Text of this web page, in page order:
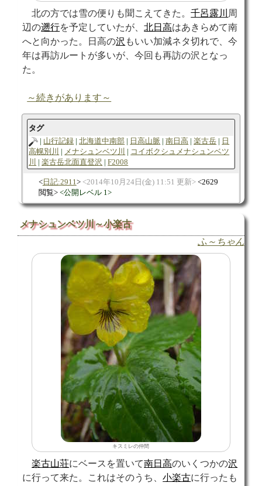
北の方では雪の便りも聞こえてきた。千呂露川
周
辺の遡行を予定していたが、北日高はあきらめて南
へと向かった。日高の沢 もいい加減ネタ切れで、今
年は再訪ルートが多いが、今回も再訪の沢となっ
た。
～続きがあります～
タグ
山行記録
北海道中南部 日高山脈 南日高 楽古岳
日
高幌別川
メナシュンベツ川
コイボクシュメナシュンベツ
川
楽古岳北面直登沢 F2008
日記:2911 2014年10月24日(金) 11:51 更新
2629
閲覧
公開レベル 1
メナシュンベツ川～小楽古
ふ～ちゃん
キスミレの仲間
楽古山荘にベースを置いて南日高のいくつかの沢
に行って来た。これはそのうち、小楽古に行ったも